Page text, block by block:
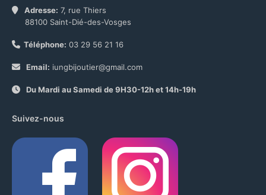
Adresse: 7, rue Thiers
88100 Saint-Dié-des-Vosges
Téléphone: 03 29 56 21 16
Email: iungbijoutier@gmail.com
Du Mardi au Samedi de 9H30-12h et 14h-19h
Suivez-nous